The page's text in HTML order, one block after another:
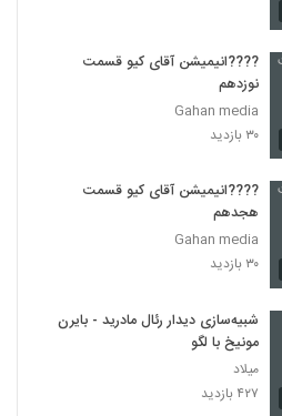
????️انیمیشن آقای کیو قسمت
نوزدهم
Gahan media
۳۰ بازدید
????️انیمیشن آقای کیو قسمت
هجدهم
Gahan media
۳۰ بازدید
شبیه‌سازی دیدار رئال مادرید - بایرن
مونیخ با لگو
میلاد
۴۲۷ بازدید